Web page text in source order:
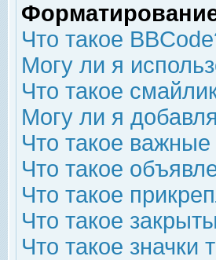
Что такое
Могу ли я
Что такое
Могу ли я
Что такое
Что такое
Что такое
Что такое
Что такое значки